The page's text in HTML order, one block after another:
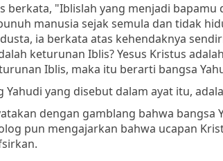
berkata, "Iblislah yang menjadi
manusia sejak semula dan tidak
ia berkata atas kehendaknya
keturunan Iblis? Yesus Kristus
Iblis, maka itu berarti bangsa
Yahudi yang disebut dalam ayat itu,
dengan gamblang bahwa
pun mengajarkan bahwa ucapan